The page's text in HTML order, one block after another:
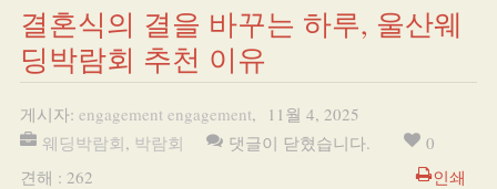
결혼식의 결을 바꾸는 하루, 울산웨
딩박람회 추천 이유
게시자: engagement engagement,
11월 4, 2025
웨딩박람회, 박람회 댓글이 닫혔습니다.
0
견해 : 262
인쇄